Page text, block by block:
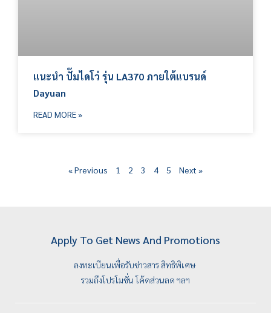
แนะนำ ปั๊มไดโว่ รุ่น LA370 ภายใต้แบรนด์
Dayuan
READ MORE »
« Previous 1 2 3 4 5 Next »
Apply To Get News And Promotions
ลงทะเบียนเพื่อรับข่าวสาร สิทธิพิเศษ
รวมถึงโปรโมชั่น โค้ดส่วนลด ฯลฯ